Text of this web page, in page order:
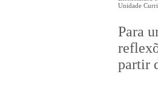
Unidade
Para
partir